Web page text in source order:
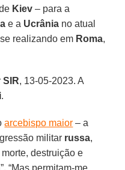
Kiev – para a
e a Ucrânia no atual
realizando em Roma,
SIR, 13-05-2023. A
.
arcebispo maior – a
militar russa,
destruição e
“Mas permitam-me